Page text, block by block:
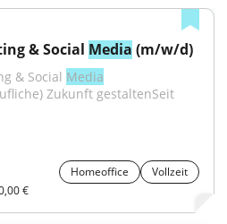
& Social Media (m/w/d)
& Social Media
Zukunft gestaltenSeit
Homeoffice
Vollzeit
€